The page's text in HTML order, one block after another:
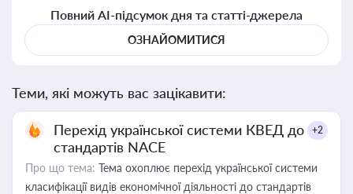
Повний AI-підсумок дня та статті-джерела
ОЗНАЙОМИТИСЯ
Теми, які можуть вас зацікавити:
Перехід української системи КВЕД до
стандартів NACE
+2
Про що тема: Тема охоплює перехід української системи
класифікації видів економічної діяльності до стандартів